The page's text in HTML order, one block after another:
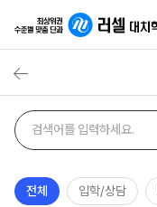
자주
묻는
검색
검색어
전체 입학/상담